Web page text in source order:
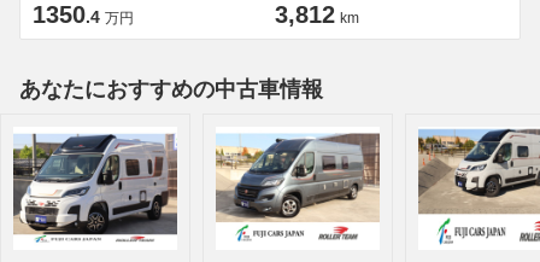
1350.4 万円 3,812 km
あなたにおすすめの中古車情報